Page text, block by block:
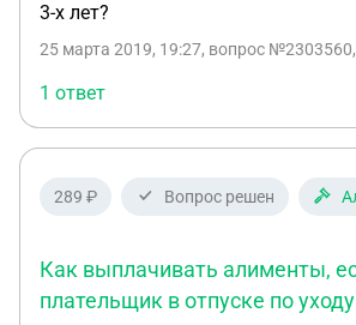
3-х лет?
25 марта 2019, 19:27, вопрос
1 ответ
289 ₽ Вопрос решен
Как выплачивать алименты,
плательщик в отпуске по